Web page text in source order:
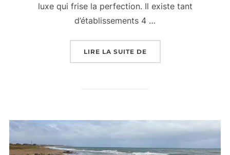
luxe qui frise la perfection. Il existe tant
d’établissements 4 …
LIRE LA SUITE DE« WEEK-END EN